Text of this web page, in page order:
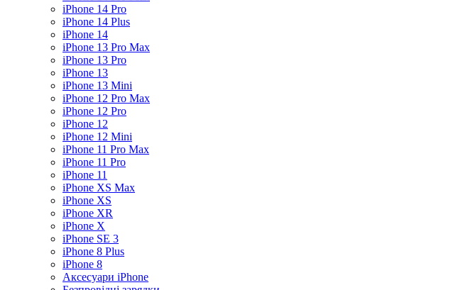
iPhone 14 Pro
iPhone 14 Plus
iPhone 14
iPhone 13 Pro Max
iPhone 13 Pro
iPhone 13
iPhone 13 Mini
iPhone 12 Pro Max
iPhone 12 Pro
iPhone 12
iPhone 12 Mini
iPhone 11 Pro Max
iPhone 11 Pro
iPhone 11
iPhone XS Max
iPhone XS
iPhone XR
iPhone X
iPhone SE 3
iPhone 8 Plus
iPhone 8
Аксесуари iPhone